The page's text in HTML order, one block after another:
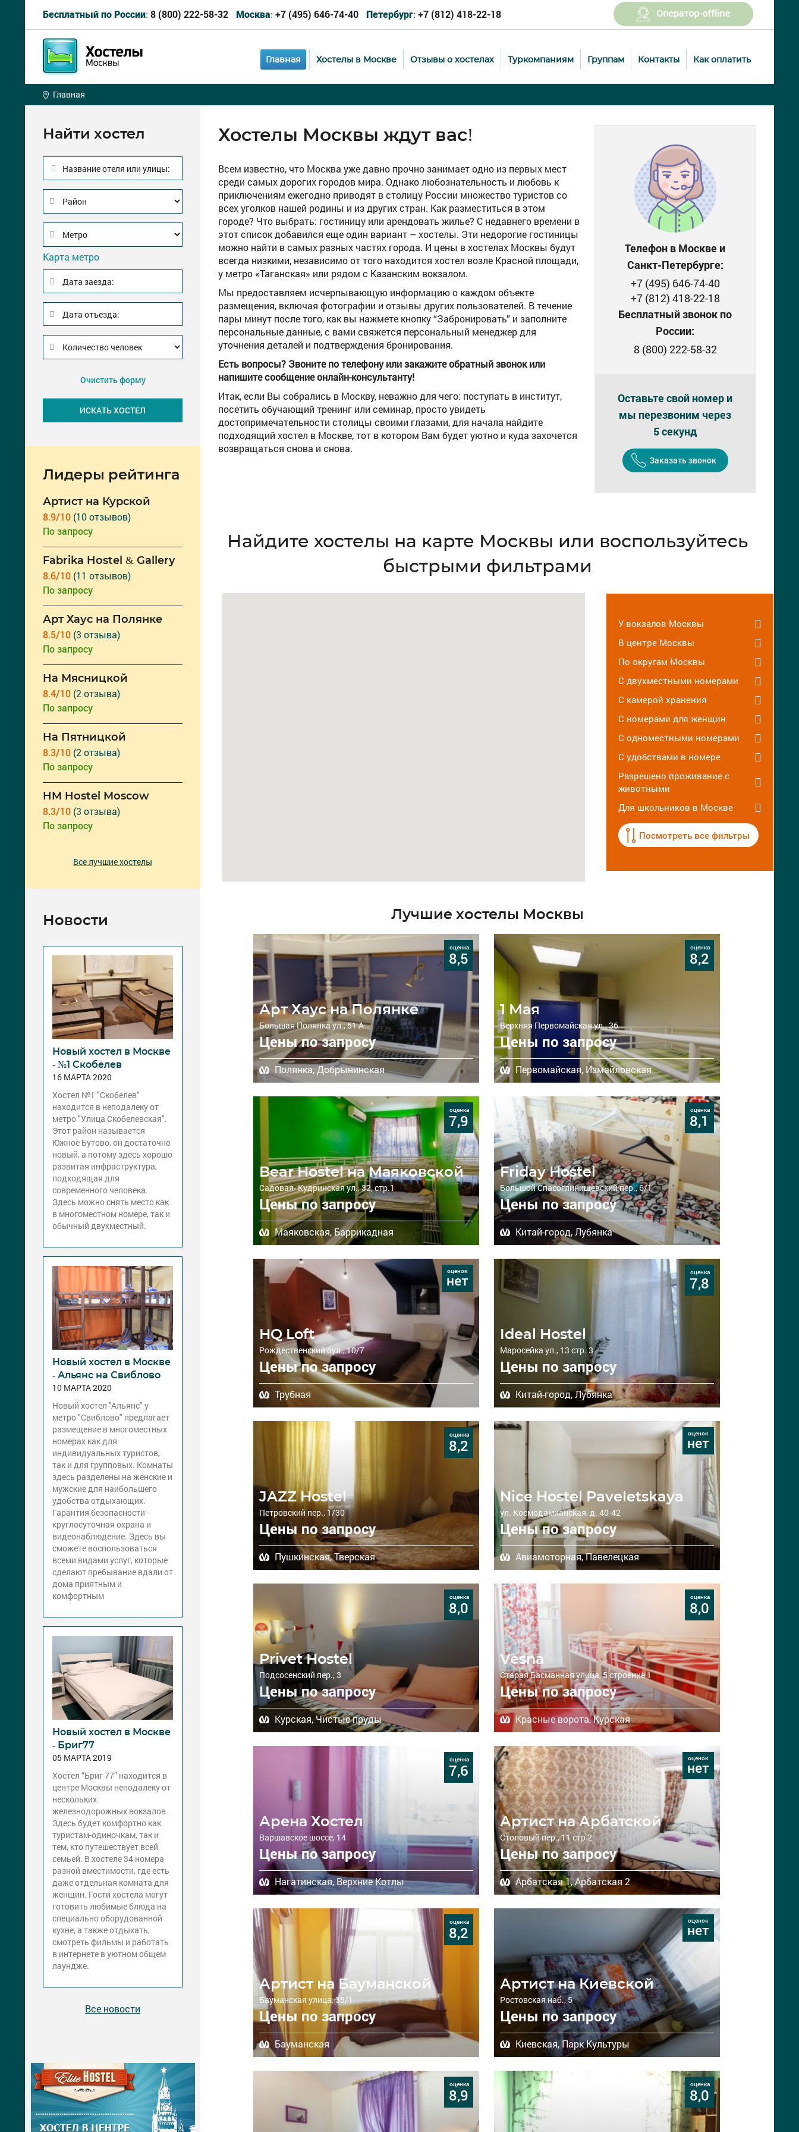
Бесплатный по России: 8 (800) 222-58-32 Москва: +7 (495) 646-74-40 Петербург: +7 (812) 418-22-18
Главная Хостелы в Москве Отзывы о хостелах Туркомпаниям Группам Контакты Как оплатить
Главная
Найти хостел
Название отеля или улицы:
Карта метро
Дата заезда:
Дата отъезда:
Очистить форму
Лидеры рейтинга
Артист на Курской
8.9/10 (10 отзывов)
По запросу
Fabrika Hostel & Gallery
8.6/10 (11 отзывов)
По запросу
Арт Хаус на Полянке
8.5/10 (3 отзыва)
По запросу
На Мясницкой
8.4/10 (2 отзыва)
По запросу
На Пятницкой
8.3/10 (2 отзыва)
По запросу
HM Hostel Moscow
8.3/10 (3 отзыва)
По запросу
Все лучшие хостелы
Новости
Новый хостел в Москве
- №1 Скобелев
16 МАРТА 2020
Хостел №1 "Скобелев"
находится в неподалеку от
метро "Улица Скобелевская".
Этот район называется
Южное Бутово, он достаточно
новый, а потому здесь хорошо
развитая инфраструктура,
подходящая для
современного человека.
Здесь можно снять место как
в многоместном номере, так и
обычный двухместный.
Новый хостел в Москве
- Альянс на Свиблово
10 МАРТА 2020
Новый хостел "Альянс" у
метро "Свиблово" предлагает
размещение в многоместных
номерах как для
индивидуальных туристов,
так и для групповых. Комнаты
здесь разделены на женские и
мужские для наибольшего
удобства отдыхающих.
Гарантия безопасности -
круглосуточная охрана и
видеонаблюдение. Здесь вы
сможете воспользоваться
всеми видами услуг, которые
сделают пребывание вдали от
дома приятным и
комфортным
Новый хостел в Москве
- Бриг77
05 МАРТА 2019
Хостел “Бриг 77” находится в
центре Москвы неподалеку от
нескольких
железнодорожных вокзалов.
Здесь будет комфортно как
туристам-одиночкам, так и
тем, кто путешествует всей
семьей. В хостеле 34 номера
разной вместимости, где есть
даже отдельная комната для
женщин. Гости хостела могут
готовить любимые блюда на
специально оборудованной
кухне, а также отдыхать,
смотреть фильмы и работать
в интернете в уютном общем
лаундже.
Все новости
Хостелы Москвы ждут вас!
Всем известно, что Москва уже давно прочно занимает одно из первых мест
среди самых дорогих городов мира. Однако любознательность и любовь к
приключениям ежегодно приводят в столицу России множество туристов со
всех уголков нашей родины и из других стран. Как разместиться в этом
городе? Что выбрать: гостиницу или арендовать жилье? С недавнего времени в
этот список добавился еще один вариант – хостелы. Эти недорогие гостиницы
можно найти в самых разных частях города. И цены в хостелах Москвы будут
всегда низкими, независимо от того находится хостел возле Красной площади,
у метро «Таганская» или рядом с Казанским вокзалом.
Мы предоставляем исчерпывающую информацию о каждом объекте
размещения, включая фотографии и отзывы других пользователей. В течение
пары минут после того, как вы нажмете кнопку “Забронировать” и заполните
персональные данные, с вами свяжется персональный менеджер для
уточнения деталей и подтверждения бронирования.
Есть вопросы? Звоните по телефону или закажите обратный звонок или
напишите сообщение онлайн-консультанту!
Итак, если Вы собрались в Москву, неважно для чего: поступать в институт,
посетить обучающий тренинг или семинар, просто увидеть
достопримечательности столицы своими глазами, для начала найдите
подходящий хостел в Москве, тот в котором Вам будет уютно и куда захочется
возвращаться снова и снова.
Телефон в Москве и
Санкт-Петербурге:
+7 (495) 646-74-40
+7 (812) 418-22-18
Бесплатный звонок по
России:
8 (800) 222-58-32
Оставьте свой номер и
мы перезвоним через
5 секунд
Заказать звонок
Найдите хостелы на карте Москвы или воспользуйтесь
быстрыми фильтрами
У вокзалов Москвы
В центре Москвы
По округам Москвы
С двухместными номерами
С камерой хранения
С номерами для женщин
С одноместными номерами
С удобствами в номере
Разрешено проживание с
животными
Для школьников в Москве
Посмотреть все фильтры
Лучшие хостелы Москвы
оценка
8,5
Арт Хаус на Полянке
Большая Полянка ул., 51 А
Цены по запросу
Полянка,Добрынинская
оценка
8,2
1 Мая
Верхняя Первомайская ул., 36
Цены по запросу
Первомайская, Измайловская
оценка
7,9
Bear Hostel на Маяковской
Садовая- Кудринская ул., 32, стр.1
Цены по запросу
Маяковская, Баррикадная
оценка
8,1
Friday Hostel
Большой Спасоглинищевский пер., 6/1
Цены по запросу
Китай-город,Лубянка
оценок
нет
HQ Loft
Рождественский бул., 10/7
Цены по запросу
Трубная
оценка
7,8
Ideal Hostel
Маросейка ул., 13 стр. 3
Цены по запросу
Китай-город,Лубянка
оценка
8,2
JAZZ Hostel
Петровский пер., 1/30
Цены по запросу
Пушкинская,Тверская
оценок
нет
Nice Hostel Paveletskaya
ул. Космодамианская, д. 40-42
Цены по запросу
Авиамоторная,Павелецкая
оценка
8,0
Privet Hostel
Подсосенский пер., 3
Цены по запросу
Курская, Чистые пруды
оценка
8,0
Vesna
Старая Басманная улица, 5 строение 1
Цены по запросу
Красные ворота,Курская
оценка
7,6
Арена Хостел
Варшавское шоссе, 14
Цены по запросу
Нагатинская, Верхние Котлы
оценок
нет
Артист на Арбатской
Столовый пер., 11 стр 2
Цены по запросу
Арбатская 1,Арбатская 2
оценка
8,2
Артист на Бауманской
Бауманская улица, 35/1
Цены по запросу
Бауманская
оценок
нет
Артист на Киевской
Ростовская наб., 5
Цены по запросу
Киевская,Парк Культуры
оценка
8,9
оценка
8,0